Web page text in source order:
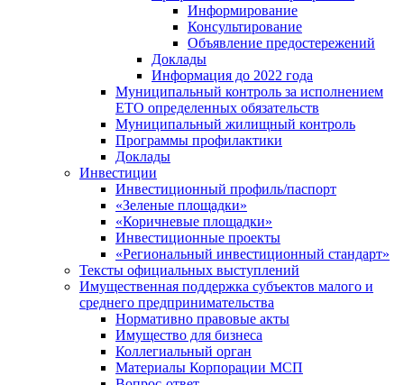
Информирование
Консультирование
Объявление предостережений
Доклады
Информация до 2022 года
Муниципальный контроль за исполнением
ЕТО определенных обязательств
Муниципальный жилищный контроль
Программы профилактики
Доклады
Инвестиции
Инвестиционный профиль/паспорт
«Зеленые площадки»
«Коричневые площадки»
Инвестиционные проекты
«Региональный инвестиционный стандарт»
Тексты официальных выступлений
Имущественная поддержка субъектов малого и
среднего предпринимательства
Нормативно правовые акты
Имущество для бизнеса
Коллегиальный орган
Материалы Корпорации МСП